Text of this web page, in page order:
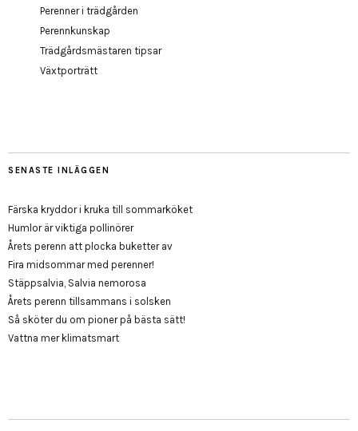
Perenner i trädgården
Perennkunskap
Trädgårdsmästaren tipsar
Växtporträtt
SENASTE INLÄGGEN
Färska kryddor i kruka till sommarköket
Humlor är viktiga pollinörer
Årets perenn att plocka buketter av
Fira midsommar med perenner!
Stäppsalvia, Salvia nemorosa
Årets perenn tillsammans i solsken
Så sköter du om pioner på bästa sätt!
Vattna mer klimatsmart